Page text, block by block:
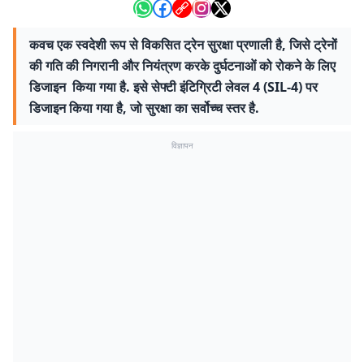
कवच एक स्वदेशी रूप से विकसित ट्रेन सुरक्षा प्रणाली है, जिसे ट्रेनों
की गति की निगरानी और नियंत्रण करके दुर्घटनाओं को रोकने के लिए
डिजाइन किया गया है. इसे सेफ्टी इंटिग्रिटी लेवल 4 (SIL-4) पर
डिजाइन किया गया है, जो सुरक्षा का सर्वोच्च स्तर है.
विज्ञापन